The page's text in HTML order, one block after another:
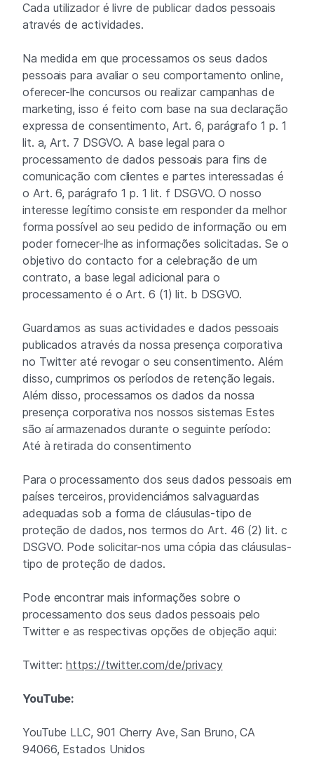
Cada utilizador é livre de publicar dados pessoais
através de actividades.
Na medida em que processamos os seus dados
pessoais para avaliar o seu comportamento online,
oferecer-lhe concursos ou realizar campanhas de
marketing, isso é feito com base na sua declaração
expressa de consentimento, Art. 6, parágrafo 1 p. 1
lit. a, Art. 7 DSGVO. A base legal para o
processamento de dados pessoais para fins de
comunicação com clientes e partes interessadas é
o Art. 6, parágrafo 1 p. 1 lit. f DSGVO. O nosso
interesse legítimo consiste em responder da melhor
forma possível ao seu pedido de informação ou em
poder fornecer-lhe as informações solicitadas. Se o
objetivo do contacto for a celebração de um
contrato, a base legal adicional para o
processamento é o Art. 6 (1) lit. b DSGVO.
Guardamos as suas actividades e dados pessoais
publicados através da nossa presença corporativa
no Twitter até revogar o seu consentimento. Além
disso, cumprimos os períodos de retenção legais.
Além disso, processamos os dados da nossa
presença corporativa nos nossos sistemas Estes
são aí armazenados durante o seguinte período:
Até à retirada do consentimento
Para o processamento dos seus dados pessoais em
países terceiros, providenciámos salvaguardas
adequadas sob a forma de cláusulas-tipo de
proteção de dados, nos termos do Art. 46 (2) lit. c
DSGVO. Pode solicitar-nos uma cópia das cláusulas-
tipo de proteção de dados.
Pode encontrar mais informações sobre o
processamento dos seus dados pessoais pelo
Twitter e as respectivas opções de objeção aqui:
Twitter:https://twitter.com/de/privacy
YouTube:
YouTube LLC, 901 Cherry Ave, San Bruno, CA
94066, Estados Unidos